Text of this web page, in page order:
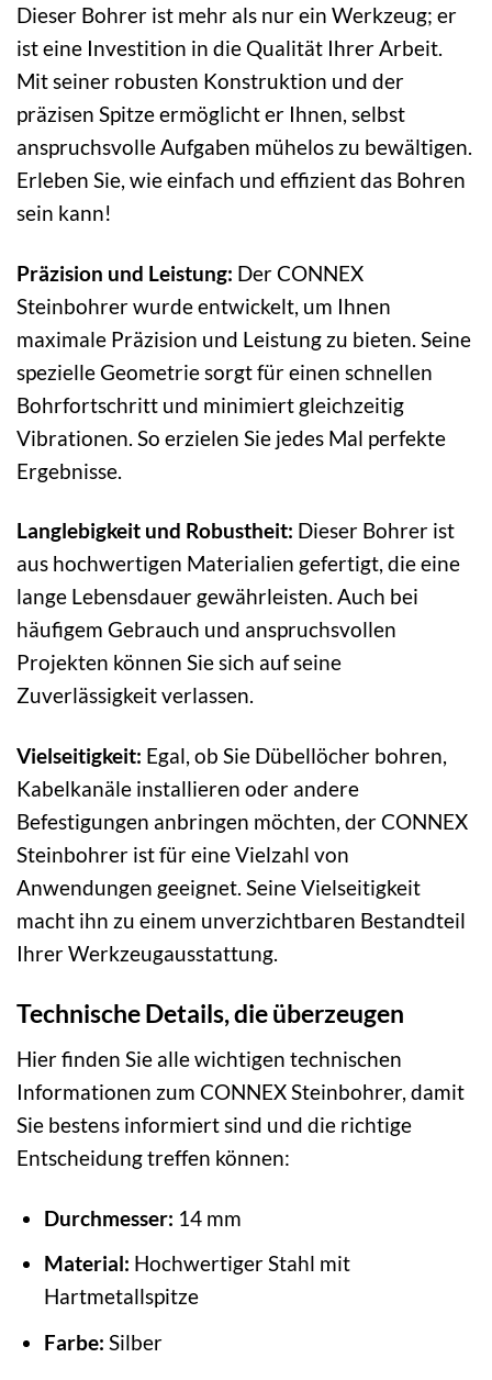
Dieser Bohrer ist mehr als nur ein Werkzeug; er
ist eine Investition in die Qualität Ihrer Arbeit.
Mit seiner robusten Konstruktion und der
präzisen Spitze ermöglicht er Ihnen, selbst
anspruchsvolle Aufgaben mühelos zu bewältigen.
Erleben Sie, wie einfach und effizient das Bohren
sein kann!
Präzision und Leistung: Der CONNEX
Steinbohrer wurde entwickelt, um Ihnen
maximale Präzision und Leistung zu bieten. Seine
spezielle Geometrie sorgt für einen schnellen
Bohrfortschritt und minimiert gleichzeitig
Vibrationen. So erzielen Sie jedes Mal perfekte
Ergebnisse.
Langlebigkeit und Robustheit: Dieser Bohrer ist
aus hochwertigen Materialien gefertigt, die eine
lange Lebensdauer gewährleisten. Auch bei
häufigem Gebrauch und anspruchsvollen
Projekten können Sie sich auf seine
Zuverlässigkeit verlassen.
Vielseitigkeit: Egal, ob Sie Dübellöcher bohren,
Kabelkanäle installieren oder andere
Befestigungen anbringen möchten, der CONNEX
Steinbohrer ist für eine Vielzahl von
Anwendungen geeignet. Seine Vielseitigkeit
macht ihn zu einem unverzichtbaren Bestandteil
Ihrer Werkzeugausstattung.
Technische Details, die überzeugen
Hier finden Sie alle wichtigen technischen
Informationen zum CONNEX Steinbohrer, damit
Sie bestens informiert sind und die richtige
Entscheidung treffen können:
Durchmesser: 14 mm
Material: Hochwertiger Stahl mit
Hartmetallspitze
Farbe: Silber